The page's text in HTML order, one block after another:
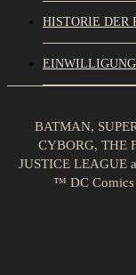
HISTORIE DER
BATMAN,
CYBORG, THE
JUSTICE LEAGUE
™ DC Comics